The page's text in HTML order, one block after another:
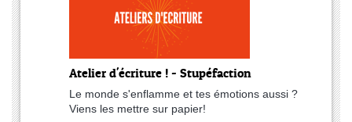
Atelier d'écriture ! - Stupéfaction
Le monde s'enflamme et tes émotions aussi ?
Viens les mettre sur papier!